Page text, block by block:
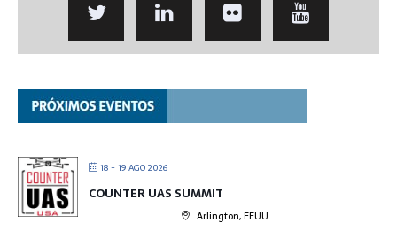
18 - 19 AGO 2026
COUNTER UAS SUMMIT
Arlington, EEUU